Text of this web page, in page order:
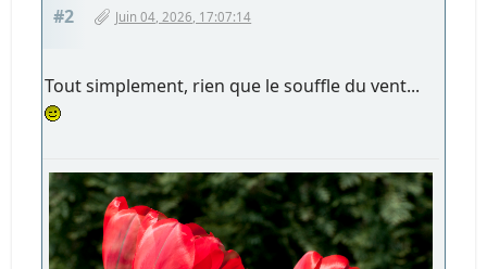
#2 Juin 04, 2026, 17:07:14
Tout simplement, rien que le souffle du vent...